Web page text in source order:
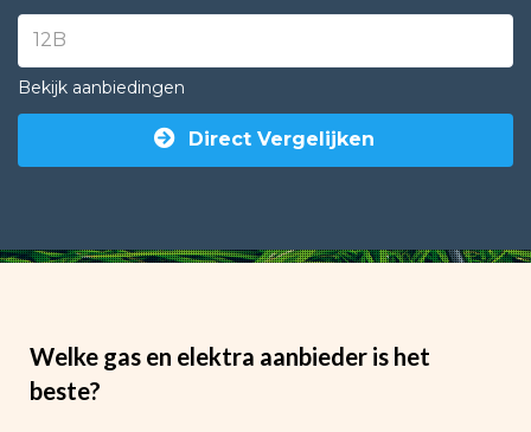
Bekijk aanbiedingen
Direct Vergelijken
Welke gas en elektra aanbieder is het
beste?